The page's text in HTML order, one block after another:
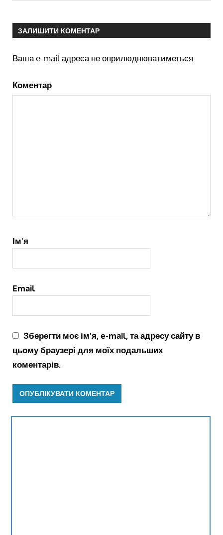
ЗАЛИШИТИ КОМЕНТАР
Ваша e-mail адреса не оприлюднюватиметься.
Коментар
Ім'я
Email
Зберегти моє ім'я, e-mail, та адресу сайту в
цьому браузері для моїх подальших
коментарів.